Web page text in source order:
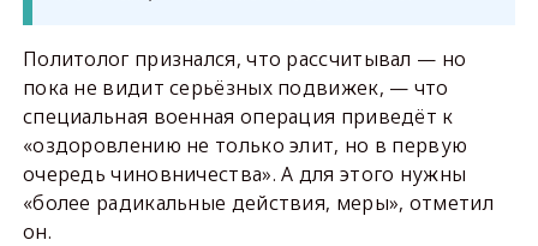
Политолог признался, что рассчитывал — но
пока не видит серьёзных подвижек, — что
специальная военная операция приведёт к
«оздоровлению не только элит, но в первую
очередь чиновничества». А для этого нужны
«более радикальные действия, меры», отметил
он.